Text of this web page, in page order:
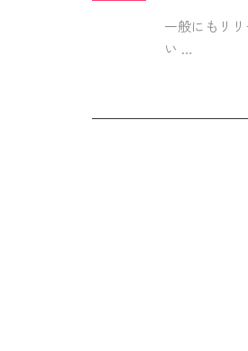
一般にもリ
い …